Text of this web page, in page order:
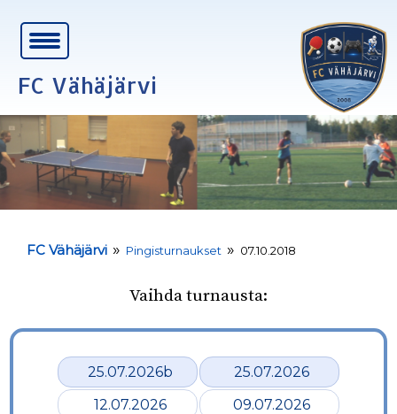
FC Vähäjärvi
FC Vähäjärvi » Pingisturnaukset » 07.10.2018
Vaihda turnausta:
25.07.2026b
25.07.2026
12.07.2026
09.07.2026